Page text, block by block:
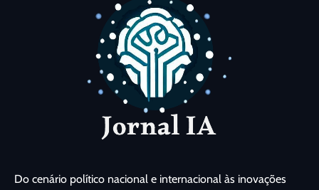
Do cenário político nacional e internacional às inovações